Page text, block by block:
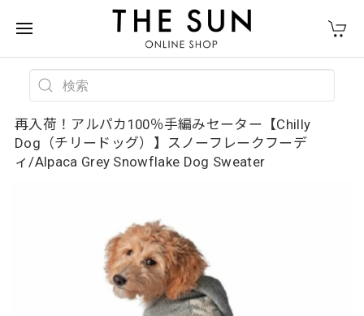
再入荷！アルパカ100％手編みセーター【Chilly
Dog（チリードッグ）】スノーフレークフーデ
ィ/Alpaca Grey Snowflake Dog Sweater